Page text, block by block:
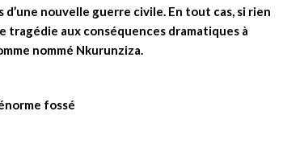
nouvelle guerre civile. En tout cas, si rien
tragédie aux conséquences dramatiques à
nommé Nkurunziza.
fossé